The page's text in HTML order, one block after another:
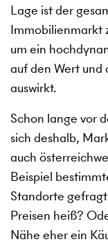
Lage ist der
Immobilienmarkt
um ein
auf den Wert
auswirkt.
Schon lange vor
sich deshalb,
auch
Beispiel
Standorte
Preisen heiß?
Nähe eher ein